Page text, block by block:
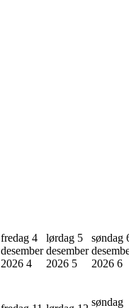
fredag 4
desember
2026 4
lørdag 5
desember
2026 5
søndag
2026 6
søndag